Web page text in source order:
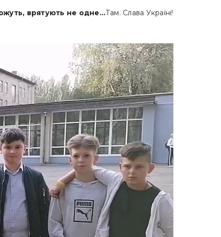
врятують не одне…Там. Слава Україні!